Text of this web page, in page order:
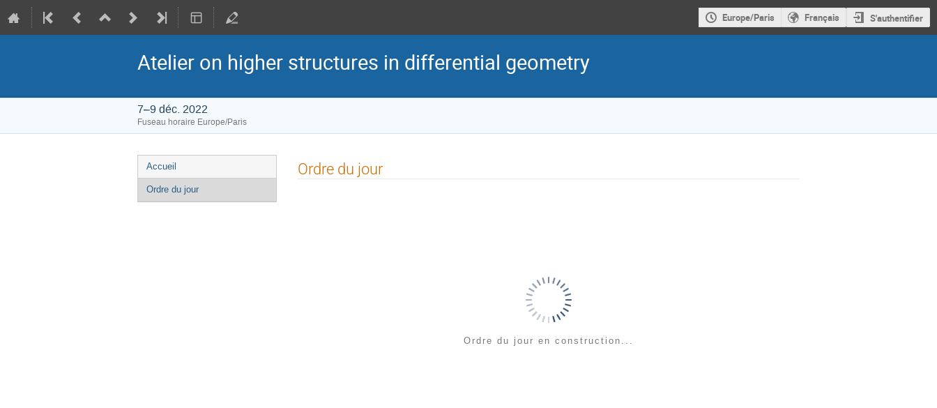
Europe/Paris Français S'authentifier
Atelier on higher structures in differential geometry
7–9 déc. 2022
Fuseau horaire Europe/Paris
Menu
de
l'événement
Accueil
Ordre du jour
Ordre du jour
Ordre du jour en construction...